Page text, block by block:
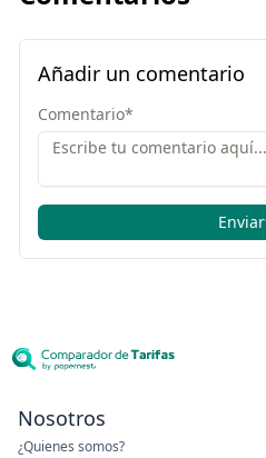
Añadir un comentario
Comentario*
Enviar
Nosotros
¿Quienes somos?